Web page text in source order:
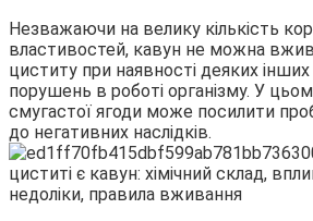
Незважаючи на велику кількість
властивостей, кавун не можна
циститу при наявності деяких
порушень в роботі організму. У
смугастої ягоди може посилити
до негативних наслідків.